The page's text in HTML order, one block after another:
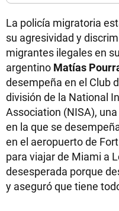
La policía migratoria
su agresividad y
migrantes ilegales en
argentino Matías
desempeña en el Club
división de la National
Association (NISA),
en la que se
en el aeropuerto de
para viajar de Miami a
desesperada porque
y aseguró que tiene